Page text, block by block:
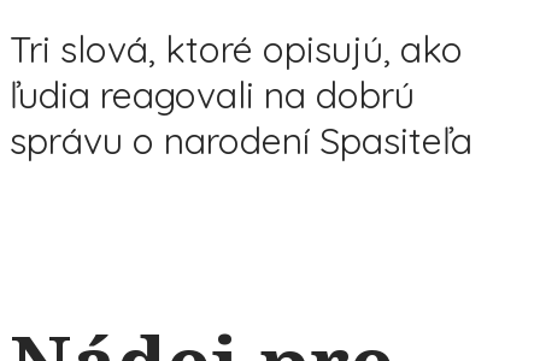
Tri slová, ktoré opisujú, ako
ľudia reagovali na dobrú
správu o narodení Spasiteľa